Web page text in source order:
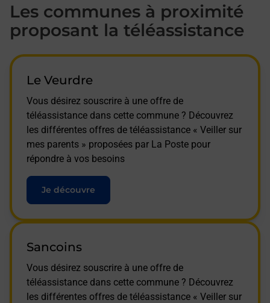
Les communes à proximité
proposant la téléassistance
Le Veurdre
Vous désirez souscrire à une offre de
téléassistance dans cette commune ? Découvrez
les différentes offres de téléassistance « Veiller sur
mes parents » proposées par La Poste pour
répondre à vos besoins
Je découvre
Sancoins
Vous désirez souscrire à une offre de
téléassistance dans cette commune ? Découvrez
les différentes offres de téléassistance « Veiller sur